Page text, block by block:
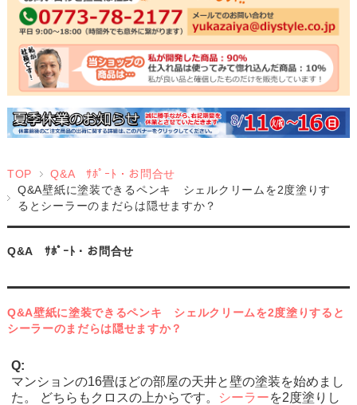
TOP
Q&A ｻﾎﾟｰﾄ・お問合せ
Q&A壁紙に塗装できるペンキ シェルクリームを2度塗りす
るとシーラーのまだらは隠せますか？
Q&A ｻﾎﾟｰﾄ・お問合せ
Q&A壁紙に塗装できるペンキ シェルクリームを2度塗りすると
シーラーのまだらは隠せますか？
Q:
マンションの16畳ほどの部屋の天井と壁の塗装を始めまし
た。 どちらもクロスの上からです。
シーラーを2度塗りし